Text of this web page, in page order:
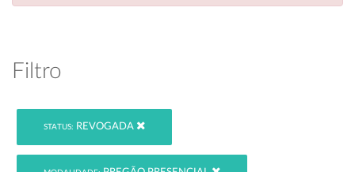
Filtro
STATUS: REVOGADA